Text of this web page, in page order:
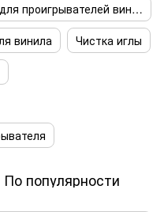
Антивибрационные подставки для проигрывателей винила
винила
Чистка иглы
По популярности